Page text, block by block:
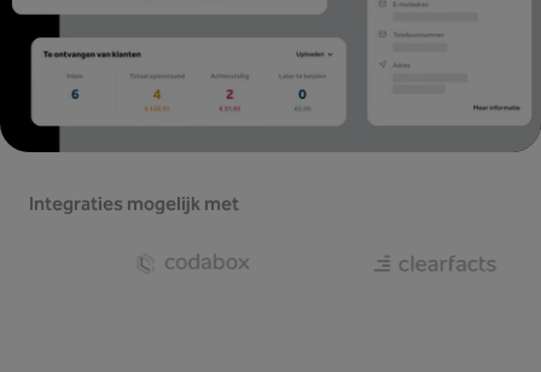
Integraties mogelijk met